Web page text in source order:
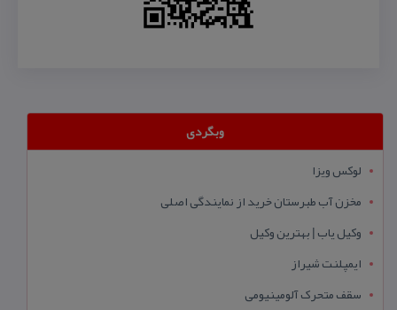
وبگردی
لوکس ویزا
مخزن آب طبرستان خرید از نمایندگی اصلی
وکیل یاب | بهترین وکیل
ایمپلنت شیراز
سقف متحرک آلومینیومی